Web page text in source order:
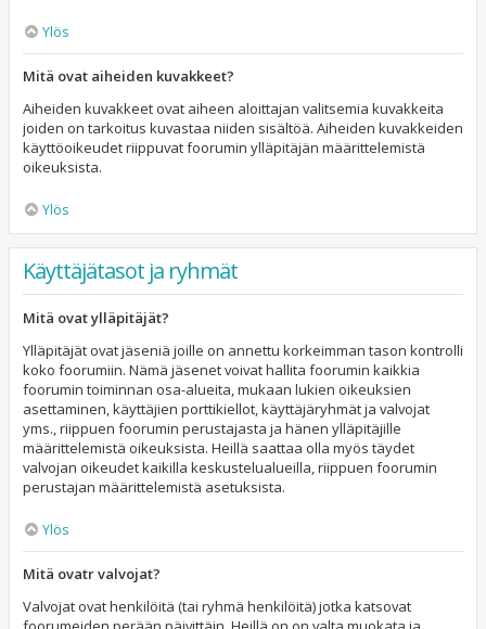
Ylös
Mitä ovat aiheiden kuvakkeet?
Aiheiden kuvakkeet ovat aiheen aloittajan valitsemia kuvakkeita
joiden on tarkoitus kuvastaa niiden sisältöä. Aiheiden kuvakkeiden
käyttöoikeudet riippuvat foorumin ylläpitäjän määrittelemistä
oikeuksista.
Ylös
Käyttäjätasot ja ryhmät
Mitä ovat ylläpitäjät?
Ylläpitäjät ovat jäseniä joille on annettu korkeimman tason kontrolli
koko foorumiin. Nämä jäsenet voivat hallita foorumin kaikkia
foorumin toiminnan osa-alueita, mukaan lukien oikeuksien
asettaminen, käyttäjien porttikiellot, käyttäjäryhmät ja valvojat
yms., riippuen foorumin perustajasta ja hänen ylläpitäjille
määrittelemistä oikeuksista. Heillä saattaa olla myös täydet
valvojan oikeudet kaikilla keskustelualueilla, riippuen foorumin
perustajan määrittelemistä asetuksista.
Ylös
Mitä ovatr valvojat?
Valvojat ovat henkilöitä (tai ryhmä henkilöitä) jotka katsovat